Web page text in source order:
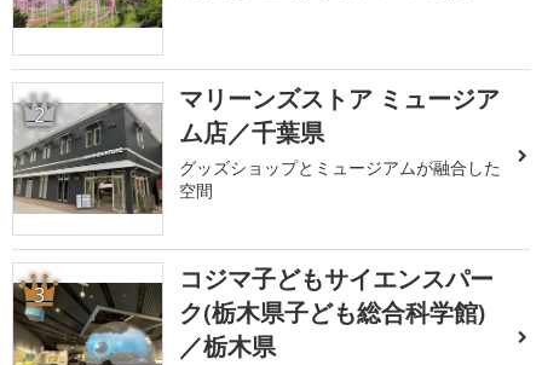
2
マリーンズストア ミュージア
ム店／千葉県
グッズショップとミュージアムが融合した
空間
3
コジマ子どもサイエンスパー
ク(栃木県子ども総合科学館)
／栃木県